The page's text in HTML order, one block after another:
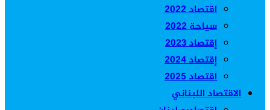
اقتصاد 2022
سياحة 2022
إقتصاد 2023
إقتصاد 2024
اقتصاد 2025
الاقتصاد اللبناني